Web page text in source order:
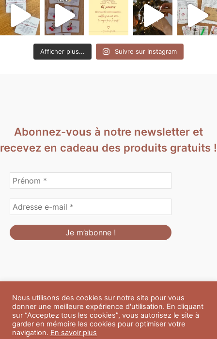
Afficher plus... Suivre sur Instagram
Abonnez-vous à notre newsletter et
recevez en cadeau des produits gratuits !
Formulaire de personnalisation Contact
Boutique
Blog
CGV
Mentions Légales
Politique de confidentialité
A propos
Copyright © 2026 Du Soleil et des Paillettes
Nous utilisons des cookies sur notre site pour vous
donner une meilleure expérience d'utilisation. En cliquant
sur “Acceptez tous les cookies”, vous autorisez le site à
garder en mémoire les cookies pour optimiser votre
navigation. En savoir plus